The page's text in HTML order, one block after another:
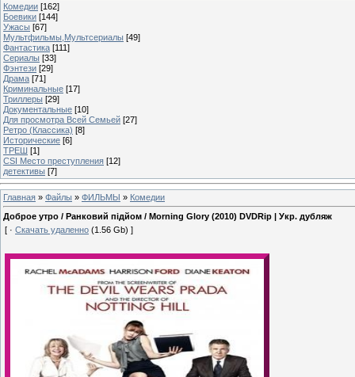
Комедии [162]
Боевики [144]
Ужасы [67]
Мультфильмы,Мультсериалы [49]
Фантастика [111]
Сериалы [33]
Фэнтези [29]
Драма [71]
Криминальные [17]
Триллеры [29]
Документальные [10]
Для просмотра Всей Семьей [27]
Ретро (Классика) [8]
Исторические [6]
ТРЕШ [1]
CSI Место преступления [12]
детективы [7]
Главная » Файлы » ФИЛЬМЫ » Комедии
Доброе утро / Ранковий підйом / Morning Glory (2010) DVDRip | Укр. дубляж
[ · Скачать удаленно (1.56 Gb) ]